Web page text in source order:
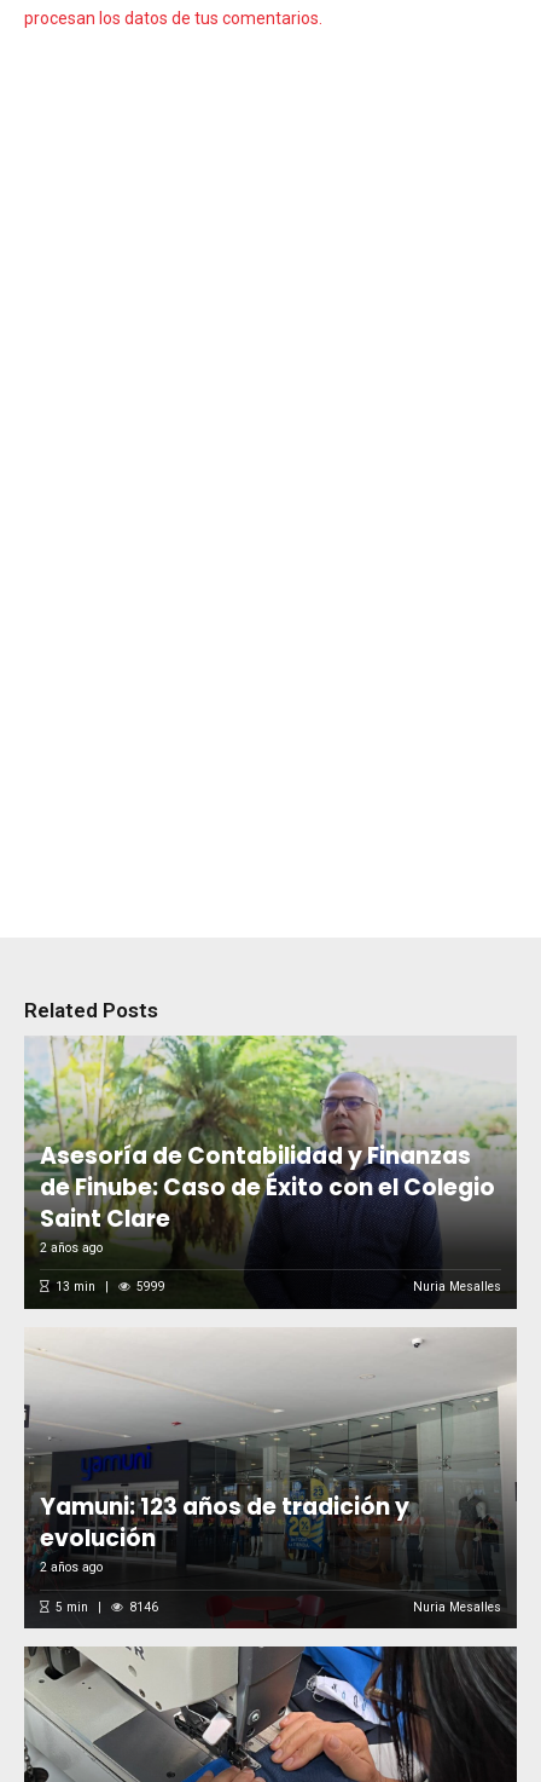
procesan los datos de tus comentarios.
Related Posts
Asesoría de Contabilidad y Finanzas
de Finube: Caso de Éxito con el Colegio
Saint Clare
2 años ago
13 min 5999 Nuria Mesalles
Yamuni: 123 años de tradición y
evolución
2 años ago
5 min 8146 Nuria Mesalles